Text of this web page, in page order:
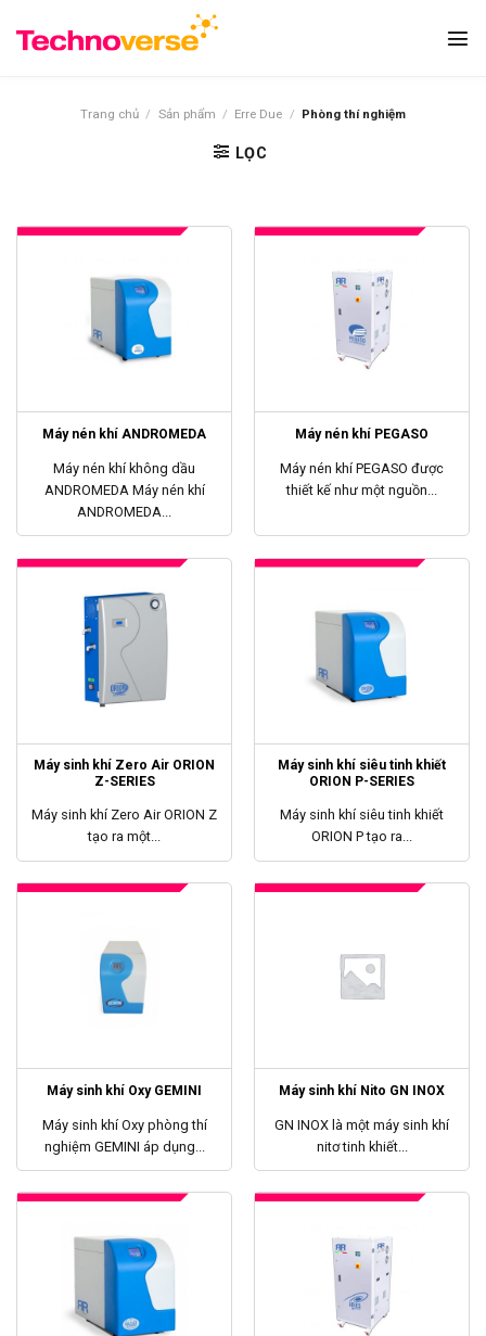
qua
Trang chủ / Sản phẩm / Erre Due / Phòng thí nghiệm
LỌC
Máy nén khí ANDROMEDA
Máy nén khí không dầu
ANDROMEDA Máy nén khí
ANDROMEDA...
Máy nén khí PEGASO
Máy nén khí PEGASO được
thiết kế như một nguồn...
Máy sinh khí Zero Air ORION
Z-SERIES
Máy sinh khí Zero Air ORION Z
tạo ra một...
Máy sinh khí siêu tinh khiết
ORION P-SERIES
Máy sinh khí siêu tinh khiết
ORION P tạo ra...
Máy sinh khí Oxy GEMINI
Máy sinh khí Oxy phòng thí
nghiệm GEMINI áp dụng...
Máy sinh khí Nito GN INOX
GN INOX là một máy sinh khí
nitơ tinh khiết...